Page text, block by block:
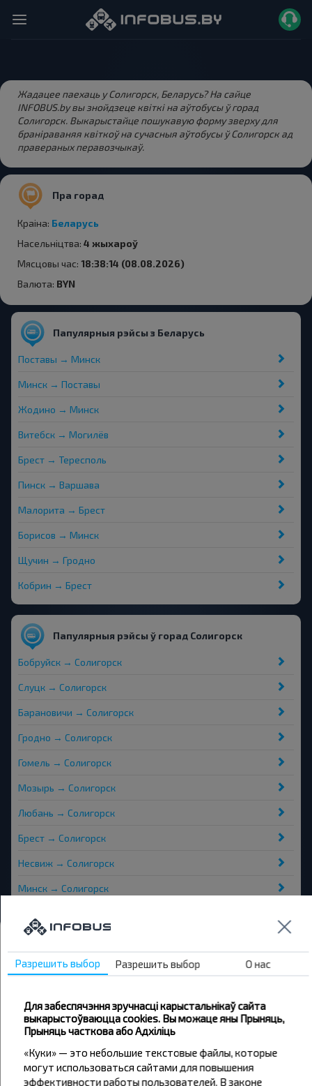
Жадацее паехаць у Солигорск, Беларусь? На сайце
INFOBUS.by вы знойдзеце квіткі на аўтобусы ў горад
Солигорск. Выкарыстайце пошукавую форму зверху для
браніраваняя квіткоў на сучасныя аўтобусы ў Солигорск ад
правераных перавозчыкаў.
Пра горад
Краіна: Беларусь
Насельніцтва: 4 жыхароў
Мясцовы час: 18:38:14 (08.08.2026)
Валюта: BYN
Папулярныя рэйсы з Беларусь
Поставы → Минск
Минск → Поставы
Жодино → Минск
Витебск → Могилёв
Брест → Тересполь
Пинск → Варшава
Малорита → Брест
Борисов → Минск
Щучин → Гродно
Кобрин → Брест
Папулярныя рэйсы ў горад Солигорск
Бобруйск → Солигорск
Слуцк → Солигорск
Барановичи → Солигорск
Гродно → Солигорск
Гомель → Солигорск
Мозырь → Солигорск
Любань → Солигорск
Брест → Солигорск
Несвиж → Солигорск
Минск → Солигорск
Аўтавакзалы і прыпынкі
Автовокзал, ул. Ленинского
Солигорск АВ
Школа №11
Пр Мира
Автопарк №1
Калийспецтранс
Техмонтаж
Разрешить выбор Разрешить выбор О нас
Для забеспячэння зручнасці карыстальнікаў сайта
выкарыстоўваюцца cookies. Вы можаце яны Прыняць,
Прыняць часткова або Адхіліць
«Куки» — это небольшие текстовые файлы, которые
могут использоваться сайтами для повышения
эффективности работы пользователей. В законе